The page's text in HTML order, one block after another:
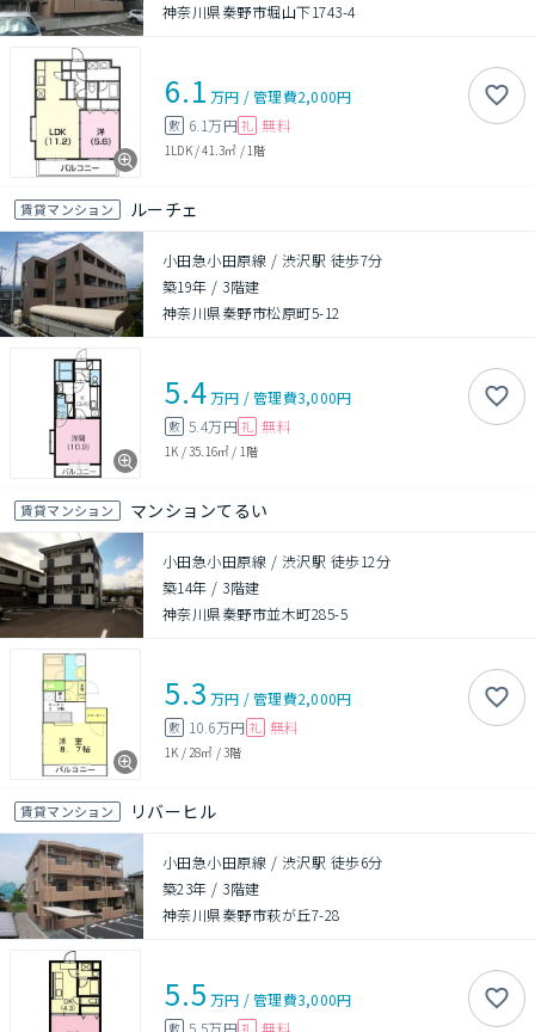
神奈川県秦野市堀山下1743-4
6.1 万円 /管理費2,000円
敷 6.1万円 礼 無料
1LDK/41.3㎡ / 1階
賃貸マンション ルーチェ
小田急小田原線 / 渋沢駅 徒歩7分
築19年 / 3階建
神奈川県秦野市松原町5-12
5.4万円 /管理費3,000円
敷 5.4万円 礼 無料
1K /35.16㎡ / 1階
賃貸マンション マンションてるい
小田急小田原線 / 渋沢駅 徒歩12分
築14年 / 3階建
神奈川県秦野市並木町285-5
5.3 万円 /管理費2,000円
敷 10.6万円 礼 無料
1K / 28㎡ /3階
賃貸マンション リバーヒル
小田急小田原線 / 渋沢駅 徒歩6分
築23年 / 3階建
神奈川県秦野市萩が丘7-28
5.5 万円 /管理費3,000円
敷 5.5万円 礼 無料